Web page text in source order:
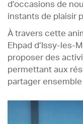
d’occasions de
instants de plaisir
À travers cette
Ehpad d’Issy-les-
proposer des
permettant aux
partager